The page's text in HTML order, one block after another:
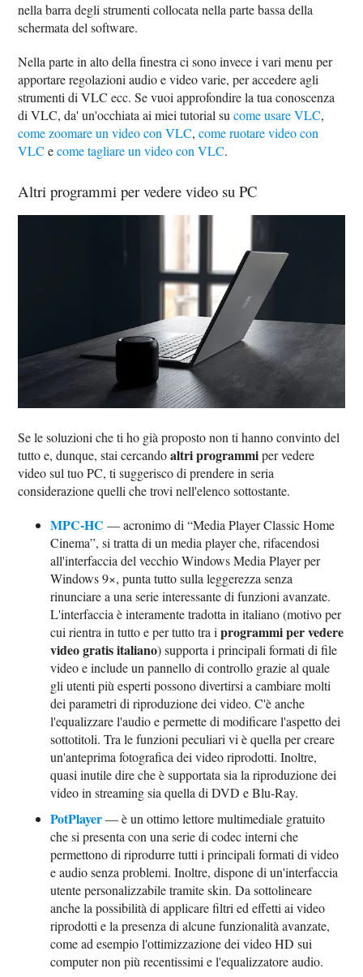
nella barra degli strumenti collocata nella parte bassa della
schermata del software.
Nella parte in alto della finestra ci sono invece i vari menu per
apportare regolazioni audio e video varie, per accedere agli
strumenti di VLC ecc. Se vuoi approfondire la tua conoscenza
di VLC, da' un'occhiata ai miei tutorial sucome usare VLC,
come zoomare un video con VLC,come ruotare video con
VLC ecome tagliare un video con VLC.
Altri programmi per vedere video su PC
Se le soluzioni che ti ho già proposto non ti hanno convinto del
tutto e, dunque, stai cercandoaltri programmiper vedere
video sul tuo PC, ti suggerisco di prendere in seria
considerazione quelli che trovi nell'elenco sottostante.
MPC-HC — acronimo di “Media Player Classic Home
Cinema”, si tratta di un media player che, rifacendosi
all'interfaccia del vecchio Windows Media Player per
Windows 9×, punta tutto sulla leggerezza senza
rinunciare a una serie interessante di funzioni avanzate.
L'interfaccia è interamente tradotta in italiano (motivo per
cui rientra in tutto e per tutto tra iprogrammi per vedere
video gratis italiano) supporta i principali formati di file
video e include un pannello di controllo grazie al quale
gli utenti più esperti possono divertirsi a cambiare molti
dei parametri di riproduzione dei video. C'è anche
l'equalizzare l'audio e permette di modificare l'aspetto dei
sottotitoli. Tra le funzioni peculiari vi è quella per creare
un'anteprima fotografica dei video riprodotti. Inoltre,
quasi inutile dire che è supportata sia la riproduzione dei
video in streaming sia quella di DVD e Blu-Ray.
PotPlayer— è un ottimo lettore multimediale gratuito
che si presenta con una serie di codec interni che
permettono di riprodurre tutti i principali formati di video
e audio senza problemi. Inoltre, dispone di un'interfaccia
utente personalizzabile tramite skin. Da sottolineare
anche la possibilità di applicare filtri ed effetti ai video
riprodotti e la presenza di alcune funzionalità avanzate,
come ad esempio l'ottimizzazione dei video HD sui
computer non più recentissimi e l'equalizzatore audio.